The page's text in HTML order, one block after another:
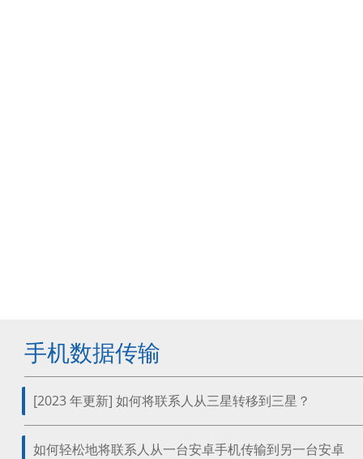
手机数据传输
[2023 年更新] 如何将联系人从三星转移到三星？
如何轻松地将联系人从一台安卓手机传输到另一台安卓